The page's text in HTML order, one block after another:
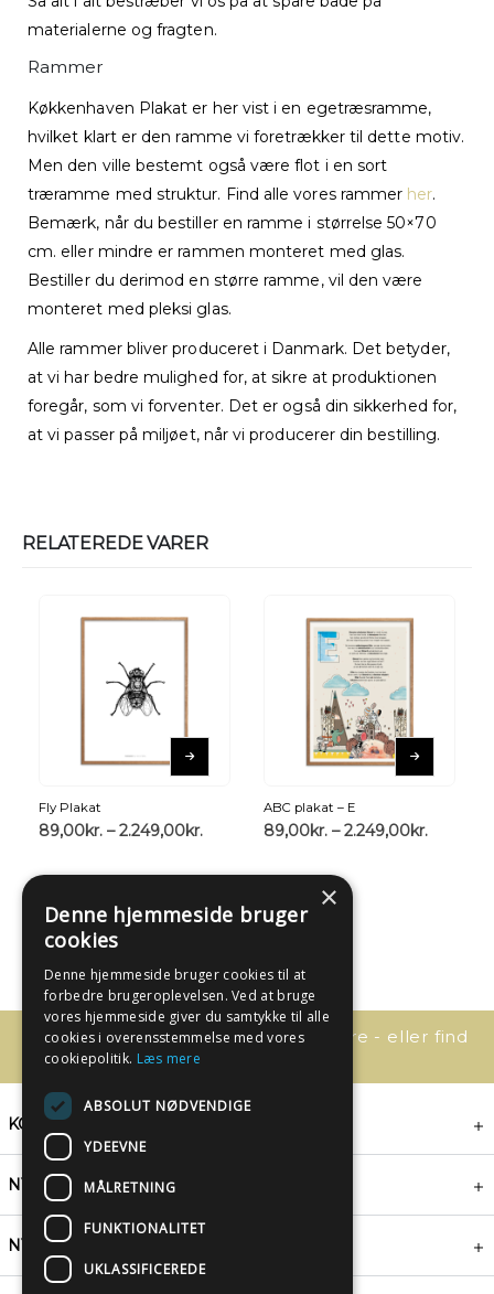
materialerne og fragten.
Rammer
Køkkenhaven Plakat er her vist i en egetræsramme,
hvilket klart er den ramme vi foretrækker til dette motiv.
Men den ville bestemt også være flot i en sort
træramme med struktur. Find alle vores rammer her.
Bemærk, når du bestiller en ramme i størrelse 50×70
cm. eller mindre er rammen monteret med glas.
Bestiller du derimod en større ramme, vil den være
monteret med pleksi glas.
Alle rammer bliver produceret i Danmark. Det betyder,
at vi har bedre mulighed for, at sikre at produktionen
foregår, som vi forventer. Det er også din sikkerhed for,
at vi passer på miljøet, når vi producerer din bestilling.
RELATEREDE VARER
Fly Plakat
89,00kr. – 2.249,00kr.
ABC plakat – E
89,00kr. – 2.249,00kr.
Har du spørgsmål, så kontakt os bare - eller find
svaret her:
KONTAKT
NYHEDSBREV
NYTTIGE LINKS
×
Denne hjemmeside bruger
cookies
Denne hjemmeside bruger cookies til at
forbedre brugeroplevelsen. Ved at bruge
vores hjemmeside giver du samtykke til alle
cookies i overensstemmelse med vores
cookiepolitik. Læs mere
ABSOLUT NØDVENDIGE
YDEEVNE
MÅLRETNING
FUNKTIONALITET
UKLASSIFICEREDE